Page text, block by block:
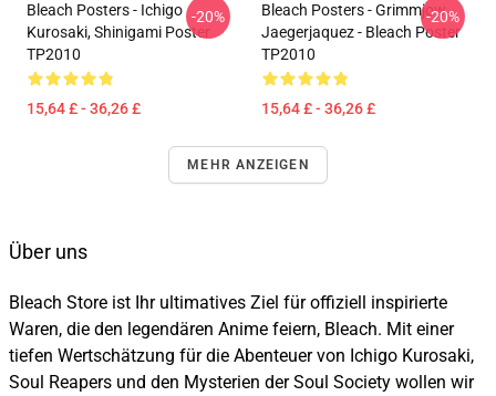
Bleach Posters - Ichigo
Kurosaki, Shinigami Poster
TP2010
15,64 £ - 36,26 £
-20%
Bleach Posters - Grimmjow
Jaegerjaquez - Bleach Poster
TP2010
15,64 £ - 36,26 £
-20%
MEHR ANZEIGEN
Über uns
Bleach Store ist Ihr ultimatives Ziel für offiziell inspirierte
Waren, die den legendären Anime feiern, Bleach. Mit einer
tiefen Wertschätzung für die Abenteuer von Ichigo Kurosaki,
Soul Reapers und den Mysterien der Soul Society wollen wir